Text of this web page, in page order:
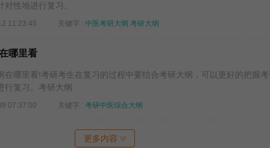
性地进行复习。
11:23:45 关键字 : 中医考研大纲 考研大纲
哪里看
里看!考研考生在复习的过程中要结合考研大纲，可以更好的把握考
行复习。考研大纲
07:37:00 关键字 : 考研中医综合大纲
更多内容